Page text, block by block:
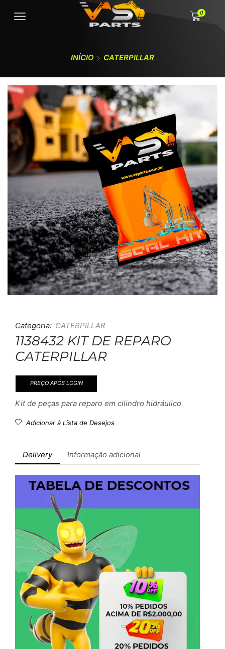
0
INÍCIO CATERPILLAR
Categoria: CATERPILLAR
1138432 KIT DE REPARO
CATERPILLAR
PREÇO APÓS LOGIN
Kit de peças para reparo em cilindro hidráulico
Adicionar à Lista de Desejos
Delivery Informação adicional